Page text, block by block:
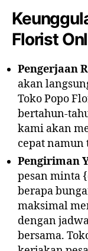
Florist
Pengerjaan
akan
Toko Popo
bertahun-
kami akan
cepat namun
Pengiriman
pesan
berapa
maksimal
dengan
bersama.